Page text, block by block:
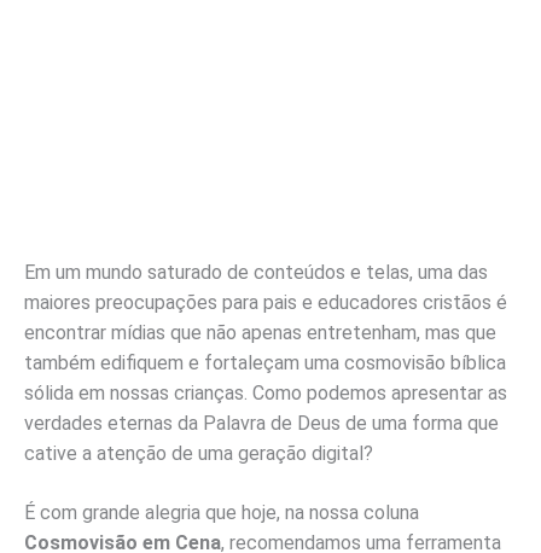
Em um mundo saturado de conteúdos e telas, uma das
maiores preocupações para pais e educadores cristãos é
encontrar mídias que não apenas entretenham, mas que
também edifiquem e fortaleçam uma cosmovisão bíblica
sólida em nossas crianças. Como podemos apresentar as
verdades eternas da Palavra de Deus de uma forma que
cative a atenção de uma geração digital?
É com grande alegria que hoje, na nossa coluna
Cosmovisão em Cena, recomendamos uma ferramenta